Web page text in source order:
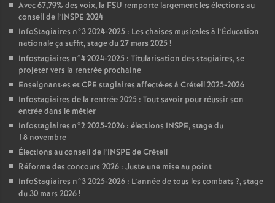
Avec 67,79% des voix, la FSU remporte largement les élections au
conseil de l’INSPE 2024
InfoStagiaires n°3 2024-2025 : Les chaises musicales à l’Éducation
nationale ça suffit, stage du 27 mars 2025!
Infostagiaires n°4 2024-2025 : Titularisation des stagiaires, se
projeter vers la rentrée prochaine
Enseignant·es etCPE stagiaires affecté·es à Créteil 2025-2026
Infostagiaires de la rentrée 2025 : Tout savoir pour réussir son
entrée dans le métier
Infostagiaires n°2 2025-2026 : élections INSPE, stage du
18 novembre
Élections au conseil de l’INSPE de Créteil
Réforme des concours 2026 : Juste une mise au point
InfoStagiaires n°3 2025-2026 : L’année de tous les combats ?, stage
du 30 mars 2026!